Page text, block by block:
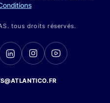
tous droits réservés.